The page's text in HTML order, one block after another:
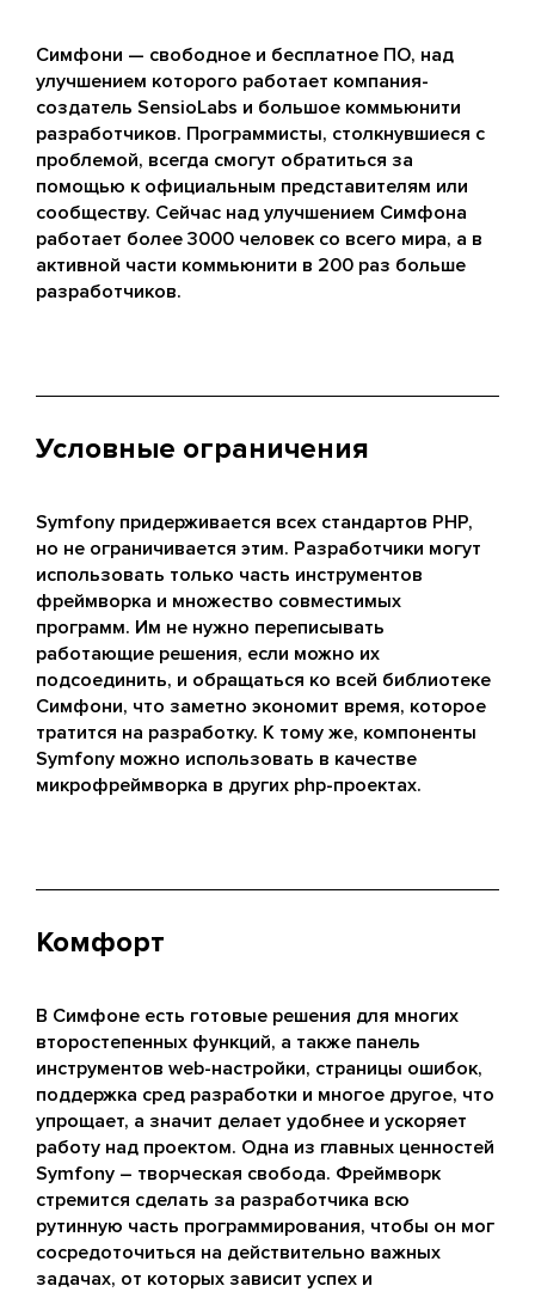
Симфони — свободное и бесплатное ПО, над
улучшением которого работает компания-
создатель SensioLabs и большое коммьюнити
разработчиков. Программисты, столкнувшиеся с
проблемой, всегда смогут обратиться за
помощью к официальным представителям или
сообществу. Сейчас над улучшением Симфона
работает более 3000 человек со всего мира, а в
активной части коммьюнити в 200 раз больше
разработчиков.
Условные ограничения
Symfony придерживается всех стандартов PHP,
но не ограничивается этим. Разработчики могут
использовать только часть инструментов
фреймворка и множество совместимых
программ. Им не нужно переписывать
работающие решения, если можно их
подсоединить, и обращаться ко всей библиотеке
Симфони, что заметно экономит время, которое
тратится на разработку. К тому же, компоненты
Symfony можно использовать в качестве
микрофреймворка в других php-проектах.
Комфорт
В Симфоне есть готовые решения для многих
второстепенных функций, а также панель
инструментов web-настройки, страницы ошибок,
поддержка сред разработки и многое другое, что
упрощает, а значит делает удобнее и ускоряет
работу над проектом. Одна из главных ценностей
Symfony – творческая свобода. Фреймворк
стремится сделать за разработчика всю
рутинную часть программирования, чтобы он мог
сосредоточиться на действительно важных
задачах, от которых зависит успех и